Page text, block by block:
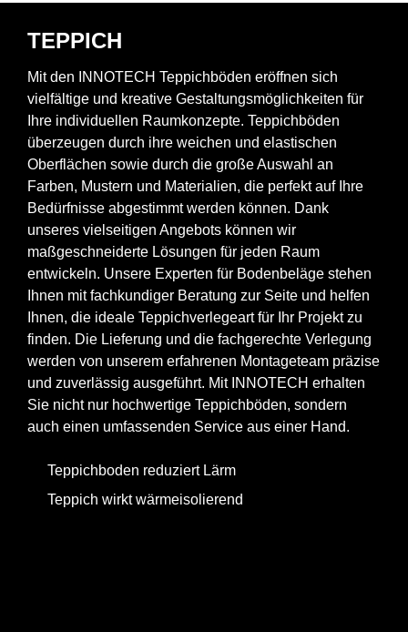
TEPPICH
Mit den INNOTECH Teppichböden eröffnen sich
vielfältige und kreative Gestaltungsmöglichkeiten für
Ihre individuellen Raumkonzepte. Teppichböden
überzeugen durch ihre weichen und elastischen
Oberflächen sowie durch die große Auswahl an
Farben, Mustern und Materialien, die perfekt auf Ihre
Bedürfnisse abgestimmt werden können. Dank
unseres vielseitigen Angebots können wir
maßgeschneiderte Lösungen für jeden Raum
entwickeln. Unsere Experten für Bodenbeläge stehen
Ihnen mit fachkundiger Beratung zur Seite und helfen
Ihnen, die ideale Teppichverlegeart für Ihr Projekt zu
finden. Die Lieferung und die fachgerechte Verlegung
werden von unserem erfahrenen Montageteam präzise
und zuverlässig ausgeführt. Mit INNOTECH erhalten
Sie nicht nur hochwertige Teppichböden, sondern
auch einen umfassenden Service aus einer Hand.
Teppichboden reduziert Lärm
Teppich wirkt wärmeisolierend